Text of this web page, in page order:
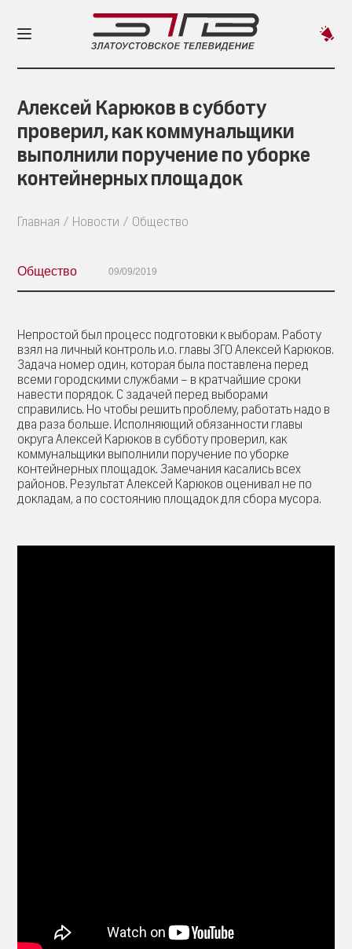
Алексей Карюков в субботу
проверил, как коммунальщики
выполнили поручение по уборке
контейнерных площадок
Главная Новости Общество
Общество 09/09/2019
Непростой был процесс подготовки к выборам. Работу
взял на личный контроль и.о. главы ЗГО Алексей Карюков.
Задача номер один, которая была поставлена перед
всеми городскими службами – в кратчайшие сроки
навести порядок. С задачей перед выборами
справились. Но чтобы решить проблему, работать надо в
два раза больше. Исполняющий обязанности главы
округа Алексей Карюков в субботу проверил, как
коммунальщики выполнили поручение по уборке
контейнерных площадок. Замечания касались всех
районов. Результат Алексей Карюков оценивал не по
докладам, а по состоянию площадок для сбора мусора.